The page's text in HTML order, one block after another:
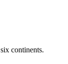
continents.